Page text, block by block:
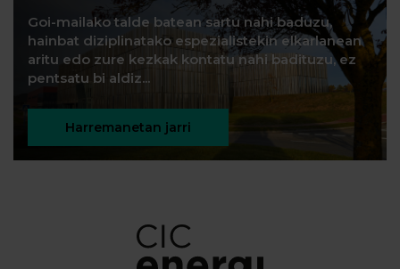
Goi-mailako talde batean sartu nahi baduzu,
hainbat diziplinatako espezialistekin elkarlanean
aritu edo zure kezkak kontatu nahi badituzu, ez
pentsatu bi aldiz...
Harremanetan jarri